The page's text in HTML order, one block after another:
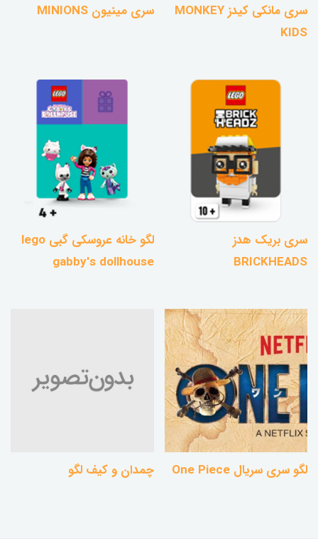
سری مانکی کیدز MONKEY
KIDS
سری مینیون MINIONS
سری بریک هدز
BRICKHEADS
لگو خانه عروسکی گبی lego
gabby's dollhouse
لگو سری سریال One Piece چمدان و کیف لگو